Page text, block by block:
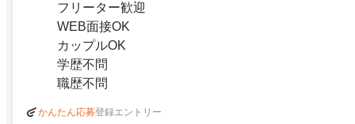
フリーター歓迎
WEB面接OK
カップルOK
学歴不問
職歴不問
かんたん応募登録エントリー